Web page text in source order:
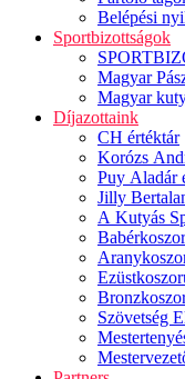
Belépési
Sportbizottságok
Magyar
Magyar
Díjazottaink
CH értéktár
Korózs
Puy Aladár
Jilly
A Kutyás
Szövetség